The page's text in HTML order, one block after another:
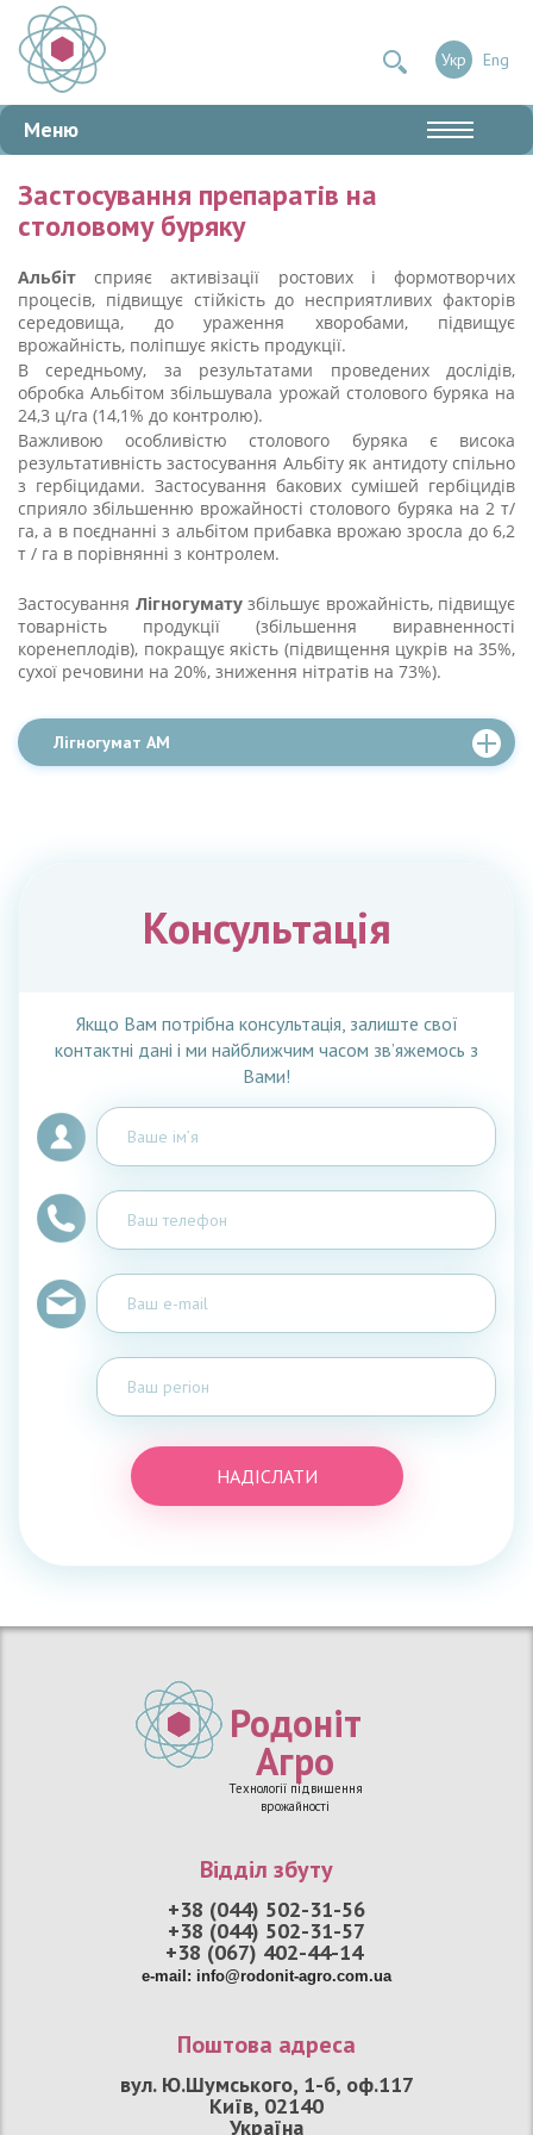
Укр Eng
Меню
Застосування препаратів на
столовому буряку
Альбіт сприяє активізації ростових і формотворчих
процесів, підвищує стійкість до несприятливих факторів
середовища, до ураження хворобами, підвищує
врожайність, поліпшує якість продукції.
В середньому, за результатами проведених дослідів,
обробка Альбітом збільшувала урожай столового буряка на
24,3 ц/га (14,1% до контролю).
Важливою особливістю столового буряка є висока
результативність застосування Альбіту як антидоту спільно
з гербіцидами. Застосування бакових сумішей гербіцидів
сприяло збільшенню врожайності столового буряка на 2 т/
га, а в поєднанні з альбітом прибавка врожаю зросла до 6,2
т / га в порівнянні з контролем.
Застосування Лігногуматузбільшує врожайність, підвищує
товарність продукції (збільшення виравненності
коренеплодів), покращує якість (підвищення цукрів на 35%,
сухої речовини на 20%, зниження нітратів на 73%).
Лігногумат АМ
Консультація
Якщо Вам потрібна консультація, залиште свої
контактні дані і ми найближчим часом зв’яжемось з
Вами!
НАДІСЛАТИ
Родоніт
Агро
Технології підвищення
врожайності
Відділ збуту
+38 (044) 502-31-56
+38 (044) 502-31-57
+38 (067) 402-44-14
e-mail : info@rodonit-agro.com.ua
Поштова адреса
вул. Ю.Шумського, 1-б, оф.117
Київ, 02140
Україна